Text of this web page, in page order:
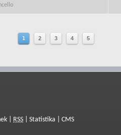
1 2 3 4 5
RSS Statistika CMS